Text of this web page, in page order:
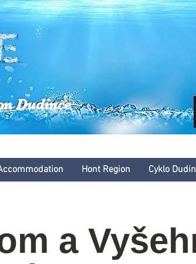
kultúrne leto
Dudince
Hont Region Cyklo
a